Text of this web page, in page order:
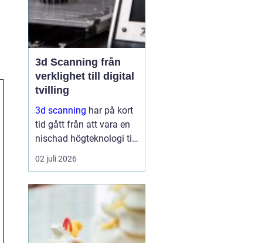
3d Scanning från
verklighet till digital
tvilling
3d scanning har på kort
tid gått från att vara en
nischad högteknologi till
ett praktiskt verktyg för
företag, fastighetsägare
verkligheten med laser
och kamera skapas...
02 juli 2026